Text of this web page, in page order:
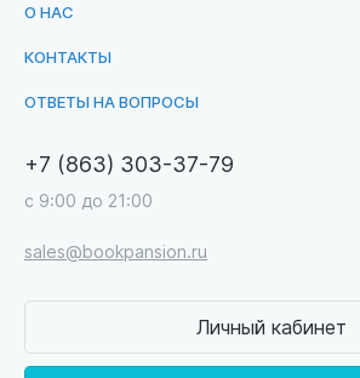
О НАС
КОНТАКТЫ
ОТВЕТЫ НА ВОПРОСЫ
+7 (863) 303-37-79
с 9:00 до 21:00
sales@bookpansion.ru
Личный кабинет